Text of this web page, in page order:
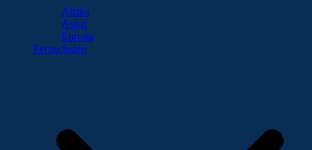
Afrika
Asien
Europa
Fernschulen